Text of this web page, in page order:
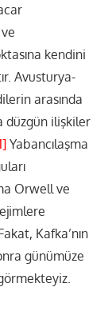
kendini
Avusturya-
arasında
düzgün ilişkiler
Yabancılaşma
Orwell ve
Kafka’nın
günümüze